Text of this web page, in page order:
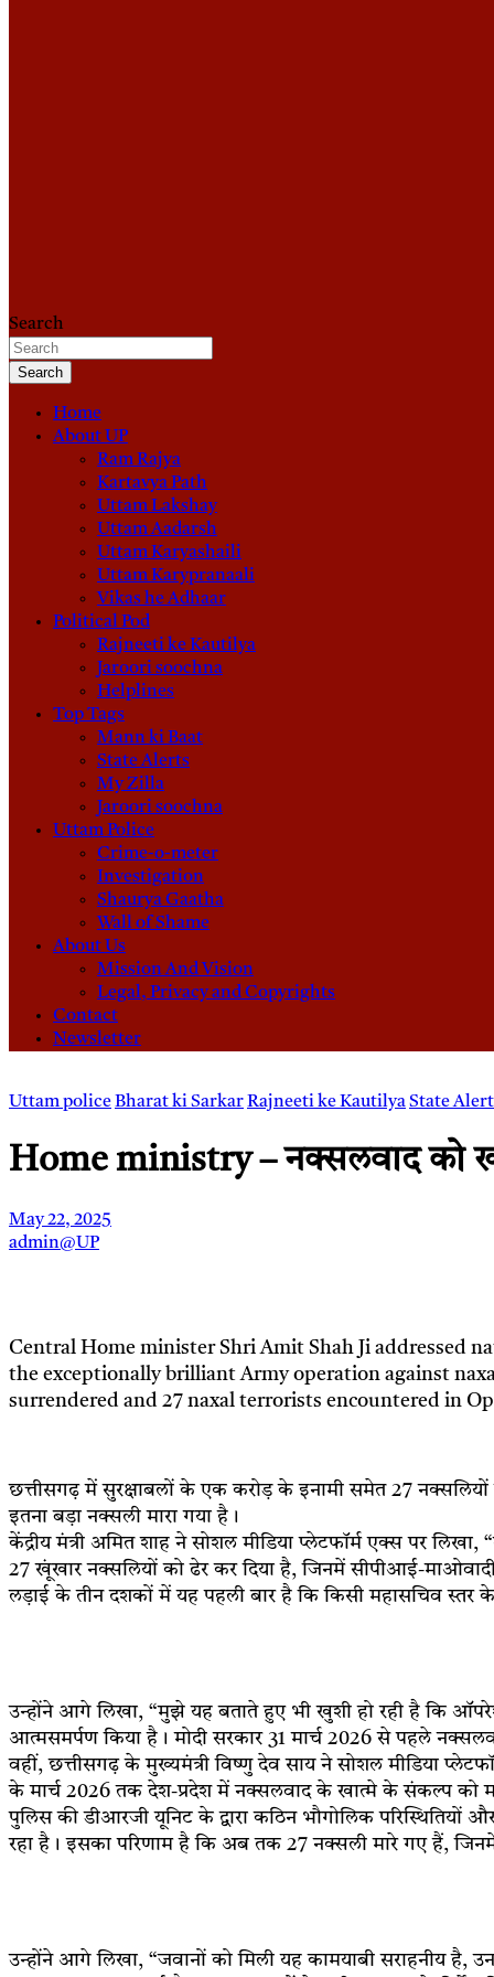
Search
Search
Home
About UP
Ram Rajya
Kartavya Path
Uttam Lakshay
Uttam Aadarsh
Uttam Karyashaili
Uttam Karypranaali
Vikas he Adhaar
Political Pod
Rajneeti ke Kautilya
Jaroori soochna
Helplines
Top Tags
Mann ki Baat
State Alerts
My Zilla
Jaroori soochna
Uttam Police
Crime-o-meter
Investigation
Shaurya Gaatha
Wall of Shame
About Us
Mission And Vision
Legal, Privacy and Copyrights
Contact
Newsletter
Uttam policeBharat ki SarkarRajneeti ke KautilyaState
Home ministry – नक्सलवाद को
May 22, 2025
admin@UP
Central Home minister Shri Amit Shah Ji addressed
the exceptionally brilliant Army operation against
surrendered and 27 naxal terrorists encountered in
छत्तीसगढ़ में सुरक्षाबलों के एक करोड़ के इनामी समेत 27
इतना बड़ा नक्सली मारा गया है।
केंद्रीय मंत्री अमित शाह ने सोशल मीडिया प्लेटफॉर्म एक्स पर
27 खूंखार नक्सलियों को ढेर कर दिया है, जिनमें सीपीआई-
लड़ाई के तीन दशकों में यह पहली बार है कि किसी महासचिव स्तर के
उन्होंने आगे लिखा, “मुझे यह बताते हुए भी खुशी हो रही है कि
आत्मसमर्पण किया है। मोदी सरकार 31 मार्च 2026 से पहले
वहीं, छत्तीसगढ़ के मुख्यमंत्री विष्णु देव साय ने सोशल मीडिया
के मार्च 2026 तक देश-प्रदेश में नक्सलवाद के खात्मे के संकल्प को
पुलिस की डीआरजी यूनिट के द्वारा कठिन भौगोलिक
रहा है। इसका परिणाम है कि अब तक 27 नक्सली मारे गए हैं,
उन्होंने आगे लिखा, “जवानों को मिली यह कामयाबी सराहनीय